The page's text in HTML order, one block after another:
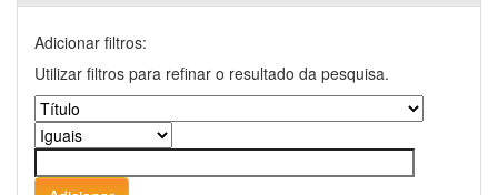
Adicionar filtros:
Utilizar filtros para refinar o resultado da pesquisa.